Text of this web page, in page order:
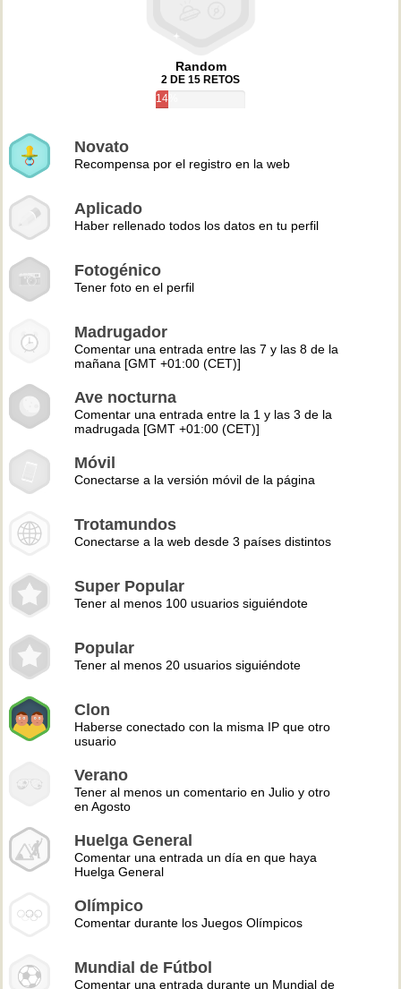
Random
2 DE 15 RETOS
14%
Novato
Recompensa por el registro en la web
Aplicado
Haber rellenado todos los datos en tu perfil
Fotogénico
Tener foto en el perfil
Madrugador
Comentar una entrada entre las 7 y las 8 de la
mañana [GMT +01:00 (CET)]
Ave nocturna
Comentar una entrada entre la 1 y las 3 de la
madrugada [GMT +01:00 (CET)]
Móvil
Conectarse a la versión móvil de la página
Trotamundos
Conectarse a la web desde 3 países distintos
Super Popular
Tener al menos 100 usuarios siguiéndote
Popular
Tener al menos 20 usuarios siguiéndote
Clon
Haberse conectado con la misma IP que otro
usuario
Verano
Tener al menos un comentario en Julio y otro
en Agosto
Huelga General
Comentar una entrada un día en que haya
Huelga General
Olímpico
Comentar durante los Juegos Olímpicos
Mundial de Fútbol
Comentar una entrada durante un Mundial de